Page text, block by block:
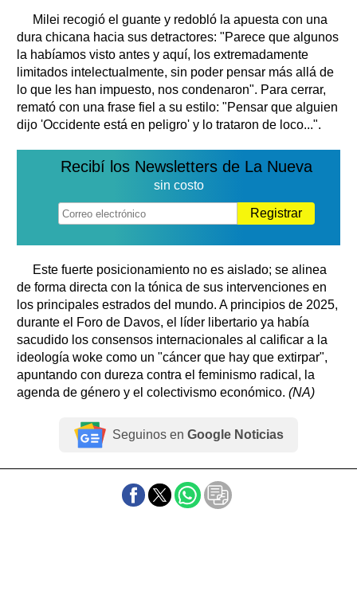
Milei recogió el guante y redobló la apuesta con una
dura chicana hacia sus detractores: "Parece que algunos
la habíamos visto antes y aquí, los extremadamente
limitados intelectualmente, sin poder pensar más allá de
lo que les han impuesto, nos condenaron". Para cerrar,
remató con una frase fiel a su estilo: "Pensar que alguien
dijo 'Occidente está en peligro' y lo trataron de loco...".
Recibí los Newsletters de La Nueva
sin costo
Registrar
Este fuerte posicionamiento no es aislado; se alinea
de forma directa con la tónica de sus intervenciones en
los principales estrados del mundo. A principios de 2025,
durante el Foro de Davos, el líder libertario ya había
sacudido los consensos internacionales al calificar a la
ideología woke como un "cáncer que hay que extirpar",
apuntando con dureza contra el feminismo radical, la
agenda de género y el colectivismo económico. (NA)
Seguinos en Google Noticias